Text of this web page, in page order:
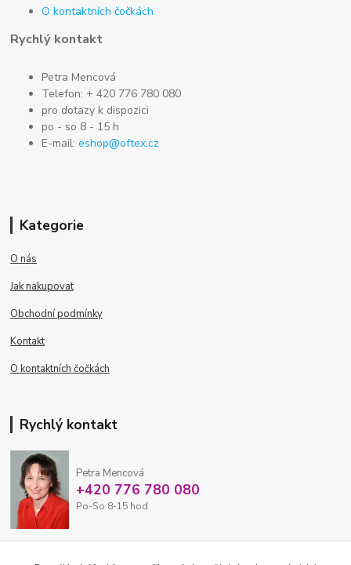
O kontaktních čočkách
Rychlý kontakt
Petra Mencová
Telefon: + 420 776 780 080
pro dotazy k dispozici
po - so 8 - 15 h
E-mail:eshop@oftex.cz
Kategorie
O nás
Jak nakupovat
Obchodní podmínky
Kontakt
O kontaktních čočkách
Rychlý kontakt
Petra Mencová
+420 776 780 080
Po-So 8-15 hod